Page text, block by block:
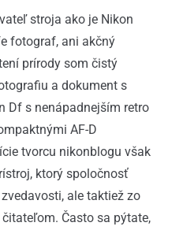
stroja ako je Nikon
fotograf, ani akčný
prírody som čistý
a dokument s
Df s nenápadnejším retro
AF-D
tvorcu nikonblogu však
ktorý spoločnosť
ale taktiež zo
Často sa pýtate,